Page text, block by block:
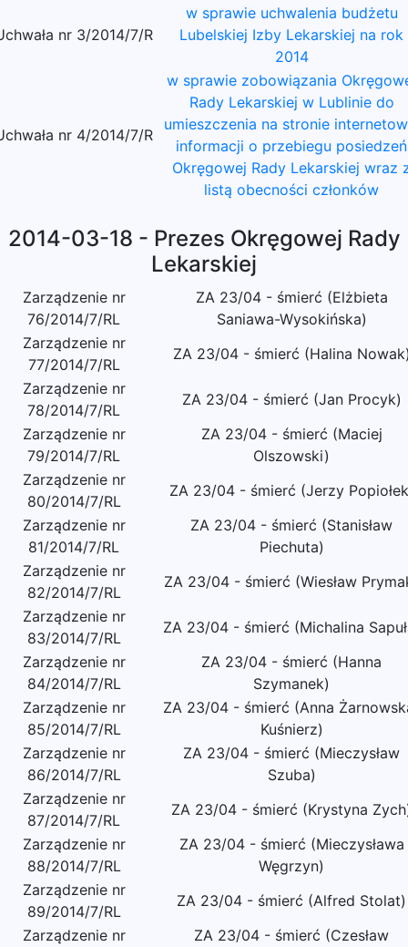
nr 3/2014/7/R
w sprawie uchwalenia budżetu
Lubelskiej Izby Lekarskiej na rok
2014
nr 4/2014/7/R
w sprawie zobowiązania
Rady Lekarskiej w Lublinie do
umieszczenia na stronie
informacji o przebiegu posiedzeń
Okręgowej Rady Lekarskiej wraz
listą obecności członków
2014-03-18 - Prezes Okręgowej Rady
Lekarskiej
Zarządzenie nr
76/2014/7/RL
ZA 23/04 - śmierć (Elżbieta
Saniawa-Wysokińska)
Zarządzenie nr
77/2014/7/RL
ZA 23/04 - śmierć (Halina
Zarządzenie nr
78/2014/7/RL
ZA 23/04 - śmierć (Jan Procyk)
Zarządzenie nr
79/2014/7/RL
ZA 23/04 - śmierć (Maciej
Olszowski)
Zarządzenie nr
80/2014/7/RL
ZA 23/04 - śmierć (Jerzy
Zarządzenie nr
81/2014/7/RL
ZA 23/04 - śmierć (Stanisław
Piechuta)
Zarządzenie nr
82/2014/7/RL
ZA 23/04 - śmierć (Wiesław
Zarządzenie nr
83/2014/7/RL
ZA 23/04 - śmierć (Michalina
Zarządzenie nr
84/2014/7/RL
ZA 23/04 - śmierć (Hanna
Szymanek)
Zarządzenie nr
85/2014/7/RL
ZA 23/04 - śmierć (Anna
Kuśnierz)
Zarządzenie nr
86/2014/7/RL
ZA 23/04 - śmierć (Mieczysław
Szuba)
Zarządzenie nr
87/2014/7/RL
ZA 23/04 - śmierć (Krystyna
Zarządzenie nr
88/2014/7/RL
ZA 23/04 - śmierć (Mieczysława
Węgrzyn)
Zarządzenie nr
89/2014/7/RL
ZA 23/04 - śmierć (Alfred Stolat)
Zarządzenie nr
ZA 23/04 - śmierć (Czesław